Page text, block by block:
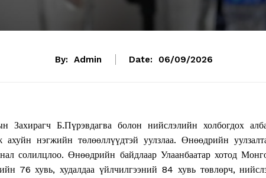
By: Admin Date: 06/09/2026
Захирагч Б.Пүрэвдагва болон нийслэлийн холбогдох
нэгжийн төлөөллүүдтэй уулзлаа. Өнөөдрийн
солилцлоо. Өнөөдрийн байдлаар Улаанбаатар хотод
76 хувь, худалдаа үйлчилгээний 84 хувь төвлөрч,